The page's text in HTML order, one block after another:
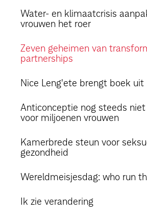
Water- en klimaatcrisis
vrouwen het roer
Zeven geheimen van
partnerships
Nice Leng'ete brengt boek uit
Anticonceptie nog steeds
voor miljoenen vrouwen
Kamerbrede steun voor
gezondheid
Wereldmeisjesdag: who run
Ik zie verandering